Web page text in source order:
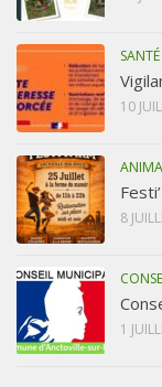
SANTÉ
10
8
1